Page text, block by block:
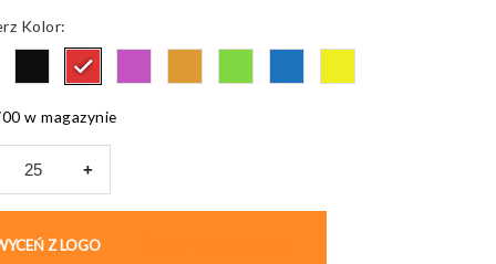
do
Kolor
w magazynie
+
Z LOGO